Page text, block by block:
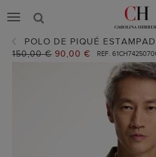
POLO DE PIQUÉ
Precio
150,00 € Precio
90,00 € REF.